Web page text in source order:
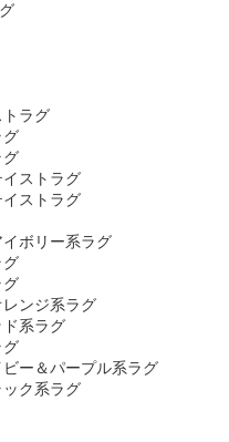
トラグ
グ
グ
ストラグ
ストラグ
ボリー系ラグ
グ
グ
ンジ系ラグ
ド系ラグ
グ
ー＆パープル系ラグ
ク系ラグ